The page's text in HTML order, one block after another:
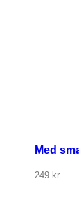
Med
249 kr